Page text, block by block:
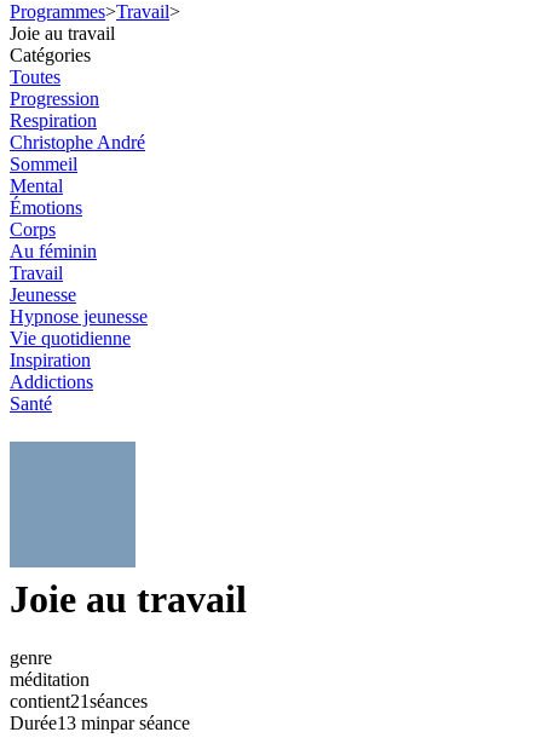
Programmes>Travail>
Joie au travail
Catégories
Toutes
Progression
Respiration
Christophe André
Sommeil
Mental
Émotions
Corps
Au féminin
Travail
Jeunesse
Hypnose jeunesse
Vie quotidienne
Inspiration
Addictions
Santé
Joie au travail
genre
méditation
contient21séances
Durée13 minpar séance